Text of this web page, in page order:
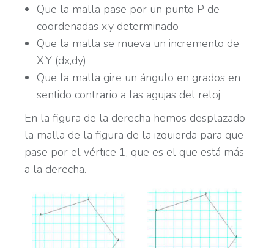
Que la malla pase por un punto P de
coordenadas x,y determinado
Que la malla se mueva un incremento de
X,Y (dx,dy)
Que la malla gire un ángulo en grados en
sentido contrario a las agujas del reloj
En la figura de la derecha hemos desplazado
la malla de la figura de la izquierda para que
pase por el vértice 1, que es el que está más
a la derecha.